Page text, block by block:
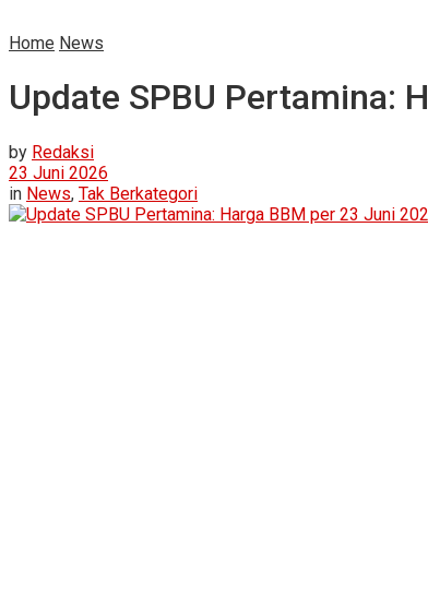
Home News
Update SPBU Pertamina:
by Redaksi
23 Juni 2026
in News, Tak Berkategori